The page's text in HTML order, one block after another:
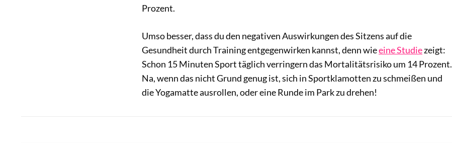
Prozent.
Umso besser, dass du den negativen Auswirkungen des Sitzens auf die
Gesundheit durch Training entgegenwirken kannst, denn wieeine Studiezeigt:
Schon 15 Minuten Sport täglich verringern das Mortalitätsrisiko um 14 Prozent.
Na, wenn das nicht Grund genug ist, sich in Sportklamotten zu schmeißen und
die Yogamatte ausrollen, oder eine Runde im Park zu drehen!